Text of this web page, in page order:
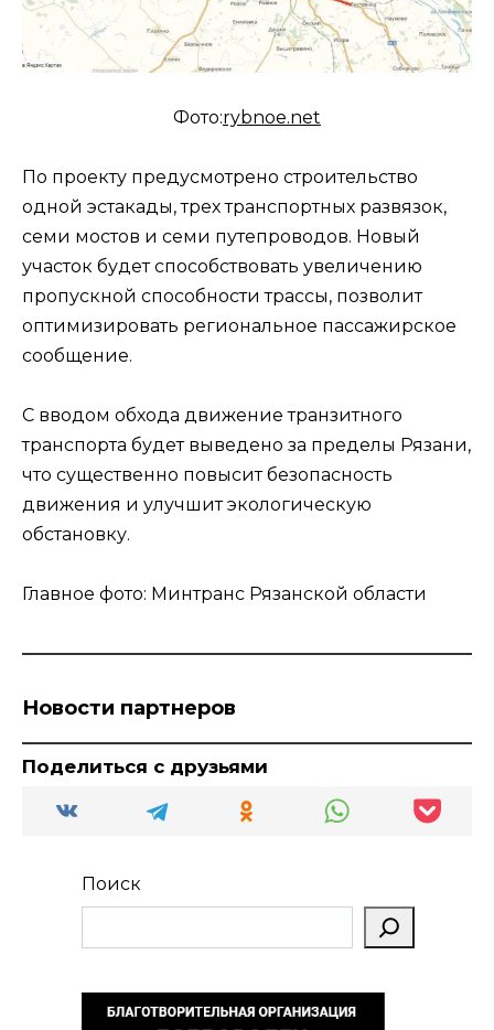
Фото:rybnoe.net
По проекту предусмотрено строительство
одной эстакады, трех транспортных развязок,
семи мостов и семи путепроводов. Новый
участок будет способствовать увеличению
пропускной способности трассы, позволит
оптимизировать региональное пассажирское
сообщение.
С вводом обхода движение транзитного
транспорта будет выведено за пределы Рязани,
что существенно повысит безопасность
движения и улучшит экологическую
обстановку.
Главное фото: Минтранс Рязанской области
Новости партнеров
Поделиться с друзьями
Поиск